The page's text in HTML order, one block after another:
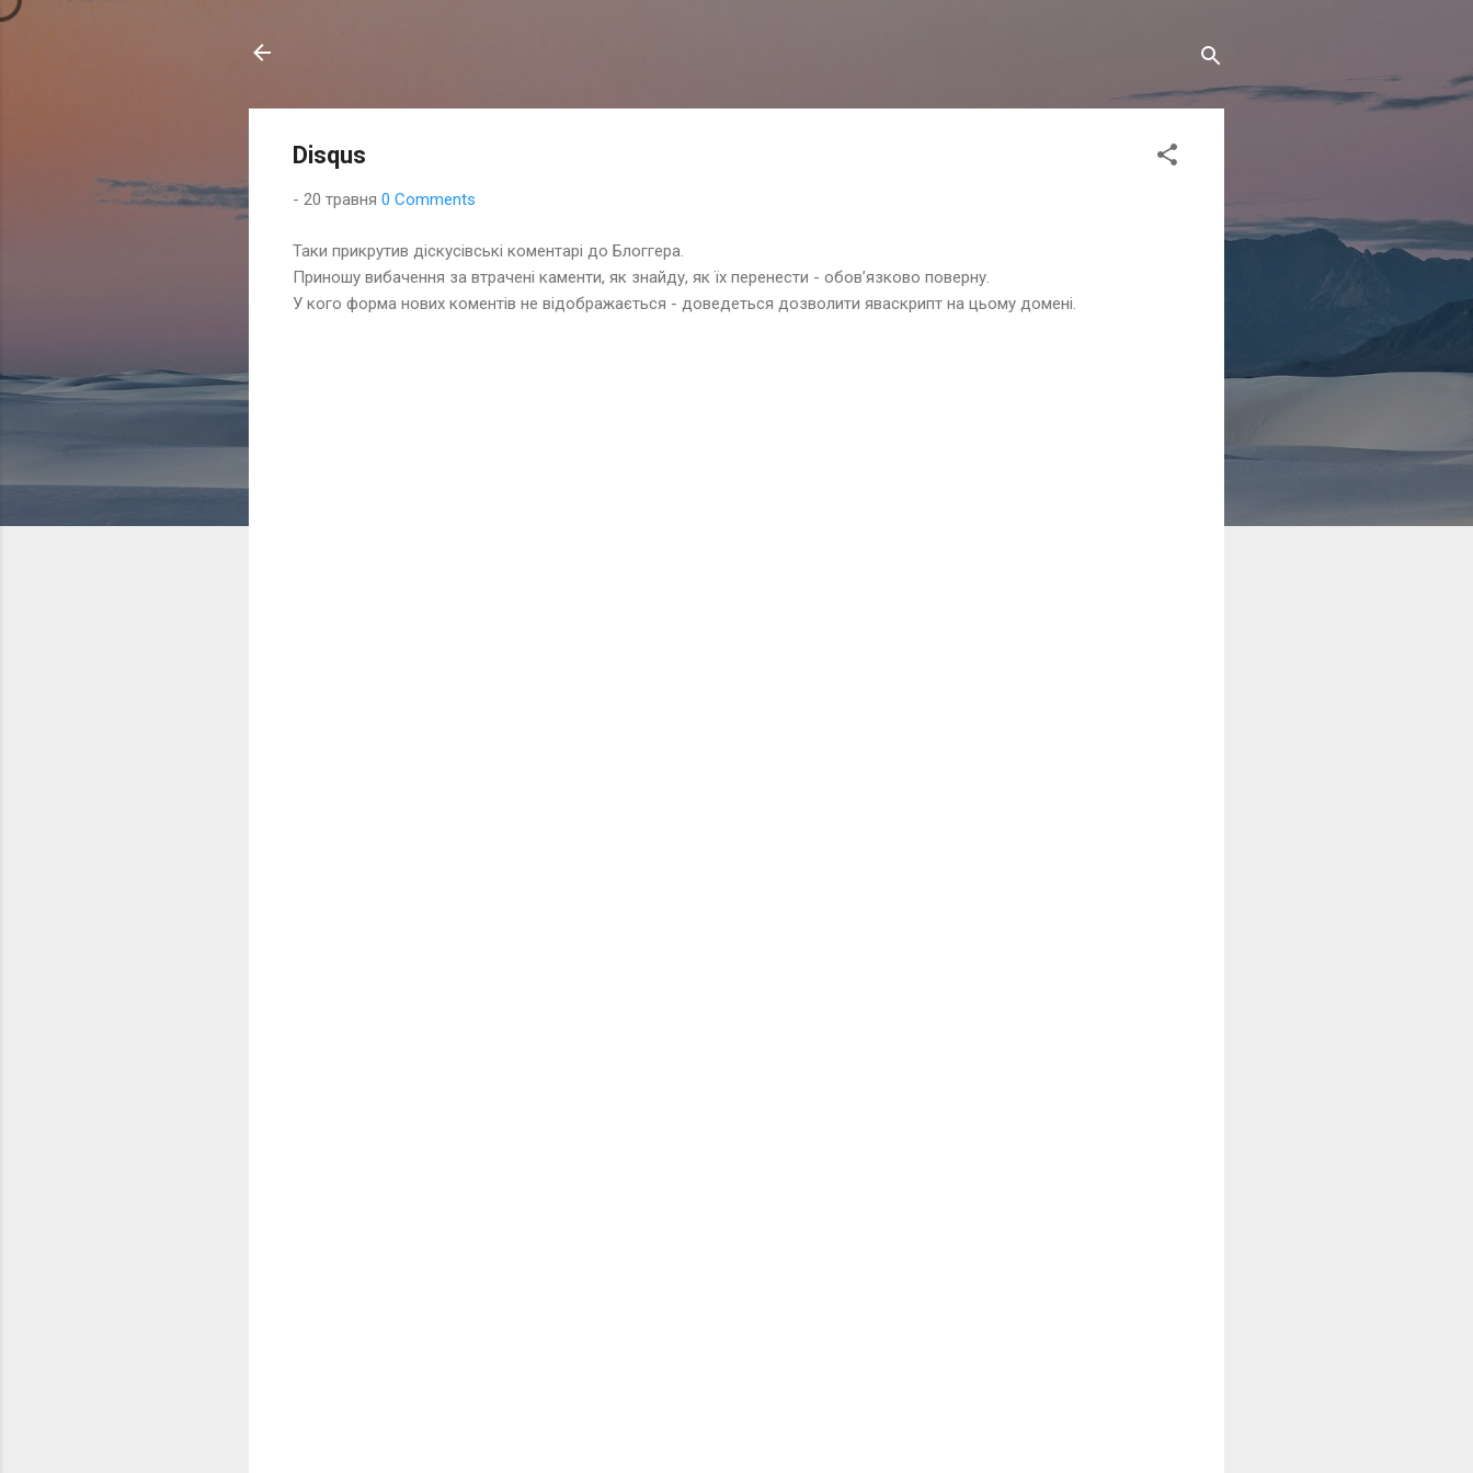
Disqus
- 20 травня 0 Comments
Таки прикрутив діскусівські коментарі до Блоггера.
Приношу вибачення за втрачені каменти, як знайду, як їх перенести - обов’язково поверну.
У кого форма нових коментів не відображається - доведеться дозволити яваскрипт на цьому домені.